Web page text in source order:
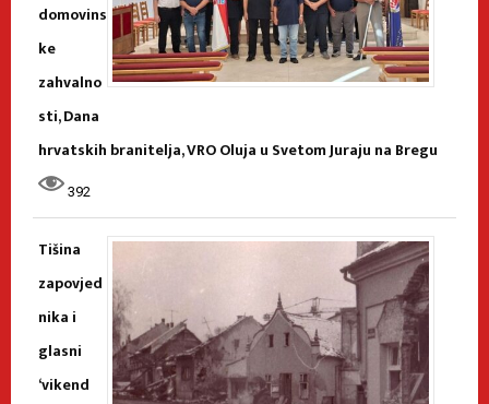
domovins
ke
zahvalno
sti, Dana
hrvatskih branitelja, VRO Oluja u Svetom Juraju na Bregu
392
Tišina
zapovjed
nika i
glasni
‘vikend